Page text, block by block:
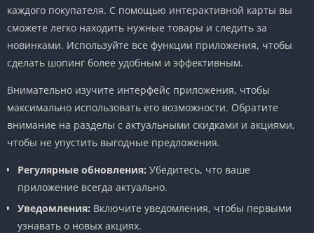
каждого покупателя. С помощью интерактивной карты вы
сможете легко находить нужные товары и следить за
новинками. Используйте все функции приложения, чтобы
сделать шопинг более удобным и эффективным.
Внимательно изучите интерфейс приложения, чтобы
максимально использовать его возможности. Обратите
внимание на разделы с актуальными скидками и акциями,
чтобы не упустить выгодные предложения.
Регулярные обновления: Убедитесь, что ваше
приложение всегда актуально.
Уведомления: Включите уведомления, чтобы первыми
узнавать о новых акциях.